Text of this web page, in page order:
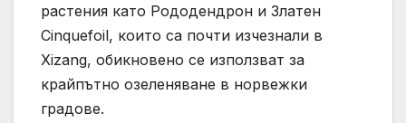
растения като Рододендрон и Златен
Cinquefoil, които са почти изчезнали в
Xizang, обикновено се използват за
крайпътно озеленяване в норвежки
градове.